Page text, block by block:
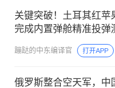
关键突破！土耳其红苹
完成内置弹舱精准投弹
蹦跶的中东编译官 打开APP
俄罗斯整合空天军，中